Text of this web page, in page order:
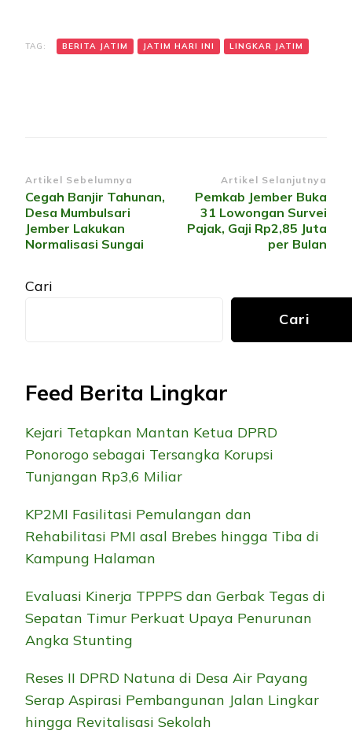
TAG: BERITA JATIM JATIM HARI INI LINGKAR JATIM
Navigasi
Artikel
Artikel Sebelumnya
Cegah Banjir Tahunan,
Desa Mumbulsari
Jember Lakukan
Normalisasi Sungai
Artikel Selanjutnya
Pemkab Jember Buka
31 Lowongan Survei
Pajak, Gaji Rp2,85 Juta
per Bulan
Cari
Cari
Feed Berita Lingkar
Kejari Tetapkan Mantan Ketua DPRD
Ponorogo sebagai Tersangka Korupsi
Tunjangan Rp3,6 Miliar
KP2MI Fasilitasi Pemulangan dan
Rehabilitasi PMI asal Brebes hingga Tiba di
Kampung Halaman
Evaluasi Kinerja TPPPS dan Gerbak Tegas di
Sepatan Timur Perkuat Upaya Penurunan
Angka Stunting
Reses II DPRD Natuna di Desa Air Payang
Serap Aspirasi Pembangunan Jalan Lingkar
hingga Revitalisasi Sekolah